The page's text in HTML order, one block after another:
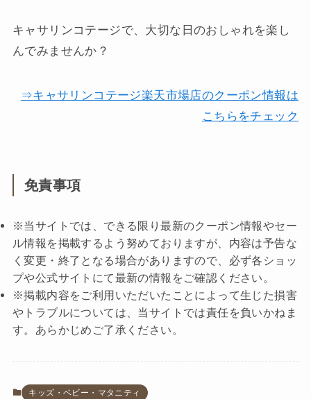
キャサリンコテージで、大切な日のおしゃれを楽し
んでみませんか？
⇒キャサリンコテージ楽天市場店のクーポン情報は
こちらをチェック
免責事項
※当サイトでは、できる限り最新のクーポン情報やセー
ル情報を掲載するよう努めておりますが、内容は予告な
く変更・終了となる場合がありますので、必ず各ショッ
プや公式サイトにて最新の情報をご確認ください。
※掲載内容をご利用いただいたことによって生じた損害
やトラブルについては、当サイトでは責任を負いかねま
す。あらかじめご了承ください。
キッズ・ベビー・マタニティ